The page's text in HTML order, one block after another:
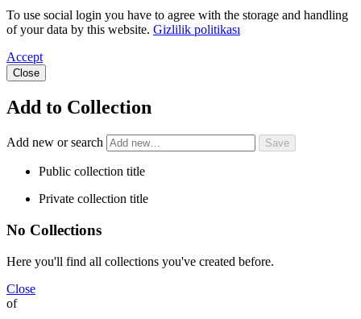
To use social login you have to agree with the storage and handling
of your data by this website. Gizlilik politikası
Accept
Close
Add to Collection
Add new or search
Public collection title
Private collection title
No Collections
Here you'll find all collections you've created before.
Close
of